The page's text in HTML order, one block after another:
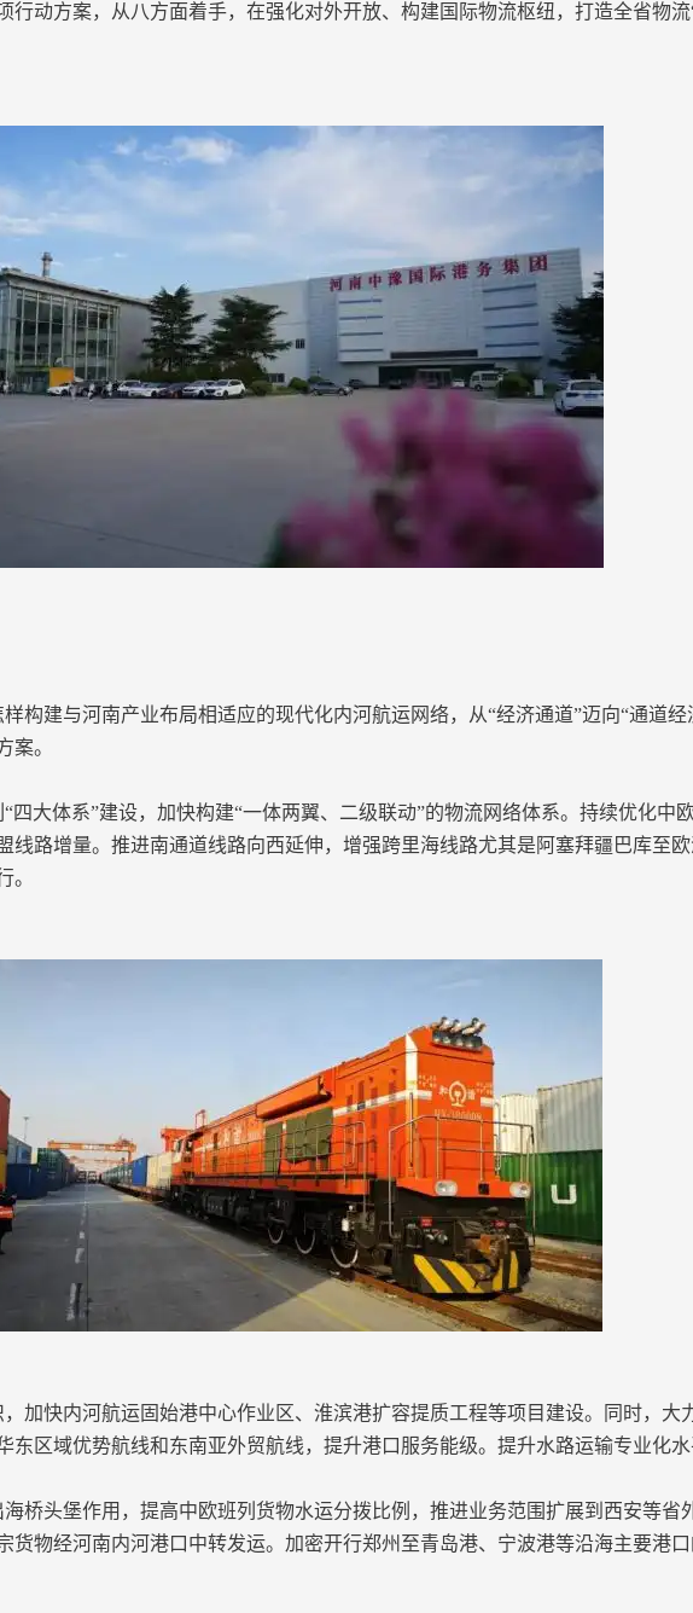
动方案，从八方面着手，在强化对外开放、构建国际物流枢纽，打造全省物
构建与河南产业布局相适应的现代化内河航运网络，从“经济通道”迈向“通道
案。
大体系”建设，加快构建“一体两翼、二级联动”的物流网络体系。持续优化中
线路增量。推进南通道线路向西延伸，增强跨里海线路尤其是阿塞拜疆巴库至
。
加快内河航运固始港中心作业区、淮滨港扩容提质工程等项目建设。同时，大
区域优势航线和东南亚外贸航线，提升港口服务能级。提升水路运输专业化水
桥头堡作用，提高中欧班列货物水运分拨比例，推进业务范围扩展到西安等省
物经河南内河港口中转发运。加密开行郑州至青岛港、宁波港等沿海主要港口